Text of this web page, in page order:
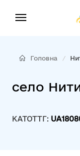
Головна
село
КАТОТТГ: